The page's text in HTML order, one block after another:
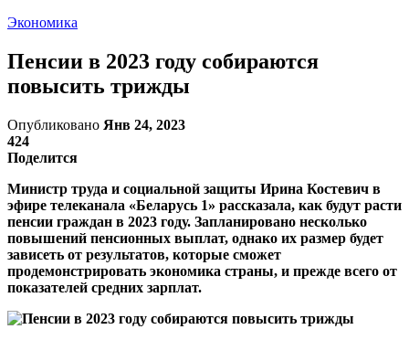
Экономика
Пенсии в 2023 году собираются
повысить трижды
Опубликовано Янв 24, 2023
424
Поделится
Министр труда и социальной защиты Ирина Костевич в
эфире телеканала «Беларусь 1» рассказала, как будут расти
пенсии граждан в 2023 году. Запланировано несколько
повышений пенсионных выплат, однако их размер будет
зависеть от результатов, которые сможет
продемонстрировать экономика страны, и прежде всего от
показателей средних зарплат.